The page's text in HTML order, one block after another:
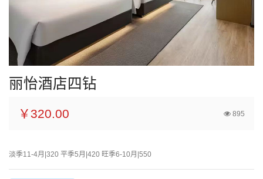
丽怡酒店四钻
￥320.00 895
淡季11-4月|320 平季5月|420 旺季6-10月|550